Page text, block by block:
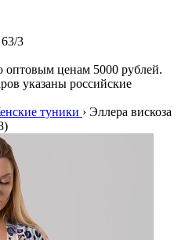
3
оптовым ценам 5000 рублей.
указаны российские
туники › Эллера вискоза